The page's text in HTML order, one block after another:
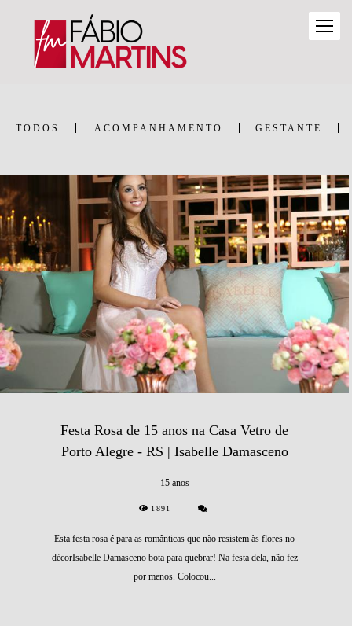
TODOS ACOMPANHAMENTO GESTANTE
Festa Rosa de 15 anos na Casa Vetro de
Porto Alegre - RS | Isabelle Damasceno
15 anos
1891
Esta festa rosa é para as românticas que não resistem às flores no
décorIsabelle Damasceno bota para quebrar! Na festa dela, não fez
por menos. Colocou...